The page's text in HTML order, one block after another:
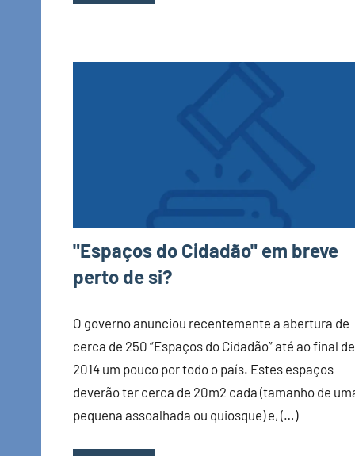
"Espaços do Cidadão" em breve
perto de si?
O governo anunciou recentemente a abertura de
cerca de 250 “Espaços do Cidadão” até ao final de
2014 um pouco por todo o país. Estes espaços
deverão ter cerca de 20m2 cada (tamanho de
pequena assoalhada ou quiosque) e, (…)